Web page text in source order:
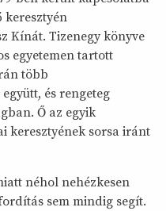
Kínát. Tizenegy könyve
egyetemen tartott
több
és rengeteg
Ő az egyik
keresztyének sorsa iránt
néhol nehézkesen
sem mindig segít.